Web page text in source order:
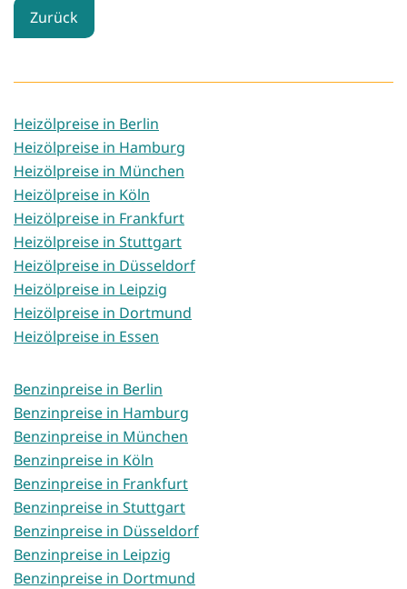
Zurück
Heizölpreise in Berlin
Heizölpreise in Hamburg
Heizölpreise in München
Heizölpreise in Köln
Heizölpreise in Frankfurt
Heizölpreise in Stuttgart
Heizölpreise in Düsseldorf
Heizölpreise in Leipzig
Heizölpreise in Dortmund
Heizölpreise in Essen
Benzinpreise in Berlin
Benzinpreise in Hamburg
Benzinpreise in München
Benzinpreise in Köln
Benzinpreise in Frankfurt
Benzinpreise in Stuttgart
Benzinpreise in Düsseldorf
Benzinpreise in Leipzig
Benzinpreise in Dortmund